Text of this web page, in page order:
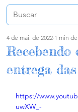
Recebendo
entrega
4 de mai. de 2022 1 min
https://
uwXW_-